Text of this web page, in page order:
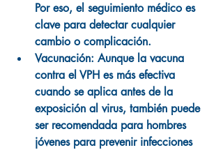
Por eso, el seguimiento médico es
clave para detectar cualquier
cambio o complicación.
Vacunación: Aunque la vacuna
contra el VPH es más efectiva
cuando se aplica antes de la
exposición al virus, también puede
ser recomendada para hombres
jóvenes para prevenir infecciones